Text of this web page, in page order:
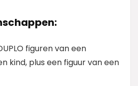
figuren van een
kind, plus een figuur van een